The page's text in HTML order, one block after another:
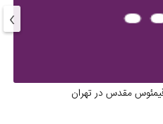
مقدس در تهران
›